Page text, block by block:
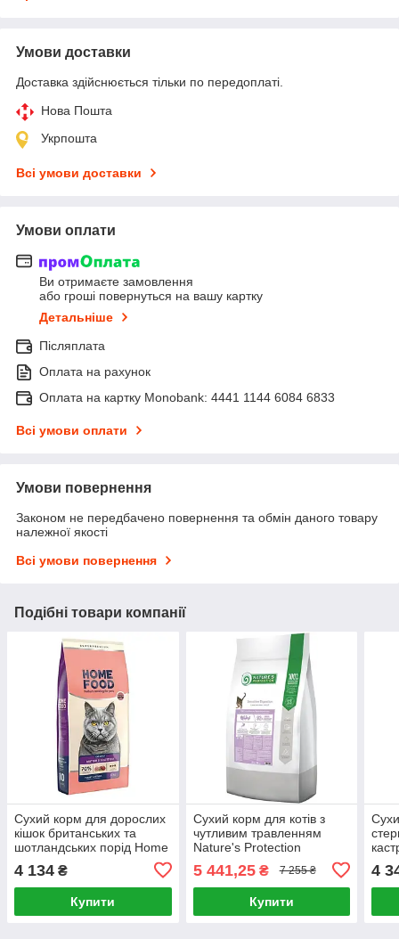
Умови доставки
Доставка здійснюється тільки по передоплаті.
Нова Пошта
Укрпошта
Всі умови доставки
Умови оплати
Ви отримаєте замовлення
або гроші повернуться на вашу картку
Детальніше
Післяплата
Оплата на рахунок
Оплата на картку Monobank: 4441 1144 6084 6833
Всі умови оплати
Умови повернення
Законом не передбачено повернення та обмін даного товару
належної якості
Всі умови повернення
Подібні товари компанії
Сухий корм для дорослих
кішок британських та
шотландських порід Home
Food For Suitable for large
breeds 10 кг
4 134 ₴
Купити
Сухий корм для котів з
чутливим травленням
Nature's Protection
Sensitive Digestion Adult 18
кг
5 441,25₴ 7 255 ₴
Купити
4